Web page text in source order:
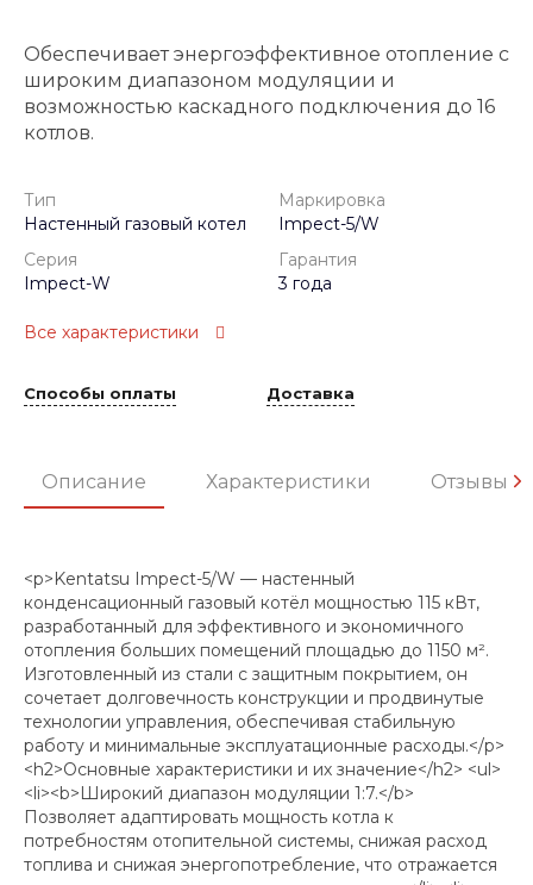
Обеспечивает энергоэффективное отопление с
широким диапазоном модуляции и
возможностью каскадного подключения до 16
котлов.
Тип
Настенный газовый котел
Маркировка
Impect-5/W
Серия
Impect-W
Гарантия
3 года
Все характеристики
Способы оплаты Доставка
Описание Характеристики Отзывы
<p>Kentatsu Impect-5/W — настенный
конденсационный газовый котёл мощностью 115 кВт,
разработанный для эффективного и экономичного
отопления больших помещений площадью до 1150 м².
Изготовленный из стали с защитным покрытием, он
сочетает долговечность конструкции и продвинутые
технологии управления, обеспечивая стабильную
работу и минимальные эксплуатационные расходы.</p>
<h2>Основные характеристики и их значение</h2> <ul>
<li><b>Широкий диапазон модуляции 1:7.</b>
Позволяет адаптировать мощность котла к
потребностям отопительной системы, снижая расход
топлива и снижая энергопотребление, что отражается